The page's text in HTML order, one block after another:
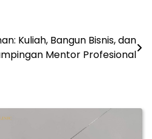
Kuliah, Bangun Bisnis, dan
Mentor Profesional